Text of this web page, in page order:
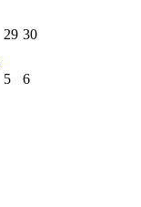
29 30
5 6